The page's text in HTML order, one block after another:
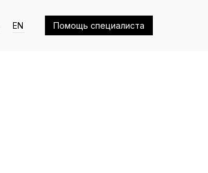
Помощь специалиста
EN